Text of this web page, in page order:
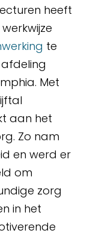
heeft
te
Met
aan het
Zo nam
en werd er
om
zorg
in het